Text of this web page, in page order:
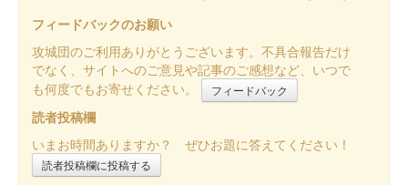
フィードバックのお願い
攻城団のご利用ありがとうございます。不具合報告だけ
でなく、サイトへのご意見や記事のご感想など、いつで
も何度でもお寄せください。
フィードバック
読者投稿欄
いまお時間ありますか？ ぜひお題に答えてください！
読者投稿欄に投稿する